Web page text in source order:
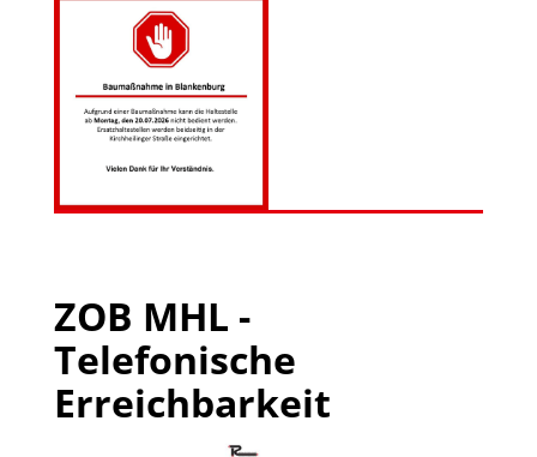
ZOB MHL -
Telefonische
Erreichbarkeit